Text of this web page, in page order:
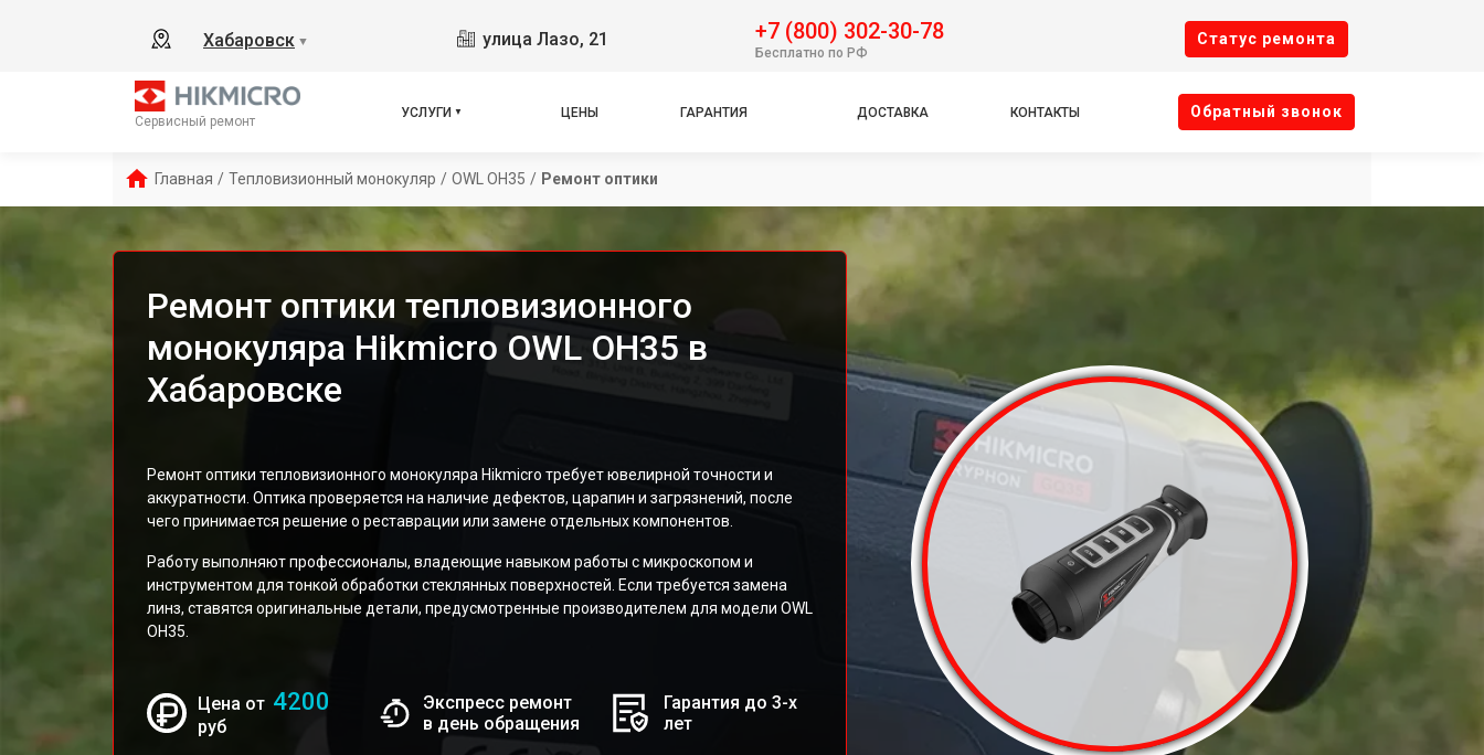
Хабаровск ▼ улица Лазо, 21 +7 (800) 302-30-78
Бесплатно по РФ
Cтатус ремонта
Сервисный ремонт
УСЛУГИ ЦЕНЫ ГАРАНТИЯ ДОСТАВКА КОНТАКТЫ Oбратный звонок
Главная / Тепловизионный монокуляр / OWL OH35 / Ремонт оптики
Ремонт оптики тепловизионного
монокуляра Hikmicro OWL OH35 в
Хабаровске
Ремонт оптики тепловизионного монокуляра Hikmicro требует ювелирной точности и
аккуратности. Оптика проверяется на наличие дефектов, царапин и загрязнений, после
чего принимается решение о реставрации или замене отдельных компонентов.
Работу выполняют профессионалы, владеющие навыком работы с микроскопом и
инструментом для тонкой обработки стеклянных поверхностей. Если требуется замена
линз, ставятся оригинальные детали, предусмотренные производителем для модели OWL
OH35.
Цена от 4200
руб
Экспресс ремонт
в день обращения
Гарантия до 3-х
лет